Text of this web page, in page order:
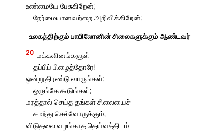
உண்மையே பேசுகிறேன்;
நேர்மையானவற்றை அறிவிக்கிறேன்;
உலகத்திற்கும் பாபிலோனின் சிலைகளுக்கும் ஆண்டவர்
20 மக்களினங்களுள்
தப்பிப் பிழைத்தோரே!
ஒன்று திரண்டு வாருங்கள்;
ஒருங்கே கூடுங்கள்;
மரத்தால் செய்த தங்கள் சிலையைச்
சுமந்து செல்வோருக்கும்,
விடுதலை வழங்காத தெய்வத்திடம்